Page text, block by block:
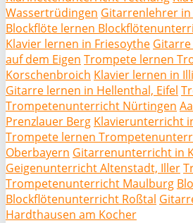
Wassertrüdingen Gitarrenlehrer
Blockflöte lernen
Klavier lernen in Friesoythe
auf dem Eigen Trompete lernen
Korschenbroich Klavier lernen in
Gitarre lernen in Hellenthal, Eifel
Trompetenunterricht Nürtingen
Prenzlauer Berg Klavierunterricht
Trompete lernen
Oberbayern Gitarrenunterricht in
Geigenunterricht Altenstadt, Iller
Trompetenunterricht Maulburg
Blockflötenunterricht Roßtal
Hardthausen am Kocher